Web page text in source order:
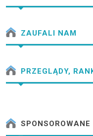
ZAUFALI NAM
PRZEGLĄDY,
SPONSOROWANE